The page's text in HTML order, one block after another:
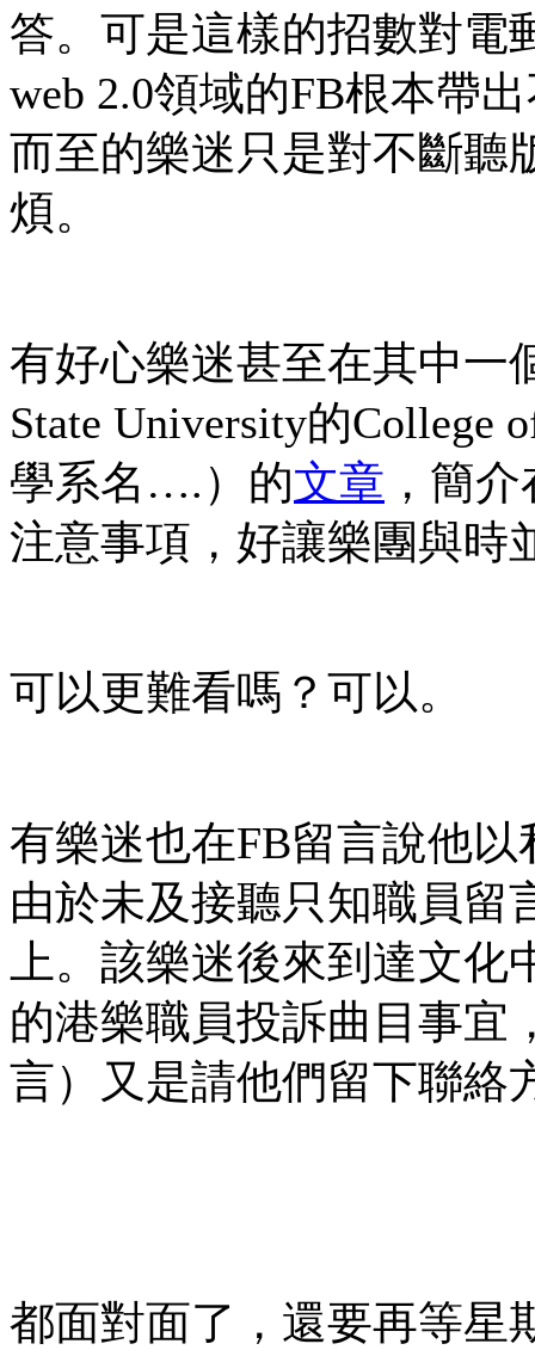
答。可是這樣的招數對電
web 2.0領域的FB根本帶
而至的樂迷只是對不斷聽
煩。
有好心樂迷甚至在其中一
State University的College
學系名….）的文章 ，簡
注意事項，好讓樂團與時
可以更難看嗎？可以。
有樂迷也在FB留言說他
由於未及接聽只知職員留
上。該樂迷後來到達文
的港樂職員投訴曲目事宜
言）又是請他們留下聯
都面對面了，還要再等星